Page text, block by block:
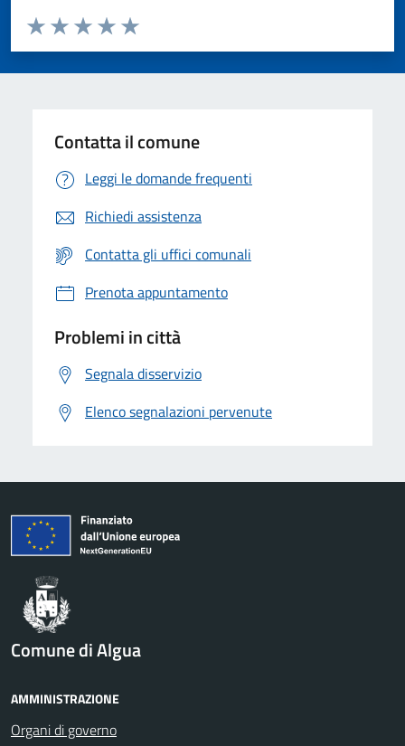
Valuta da 1 a 5 stelle la pagina
Valuta 5 stelle su 5
Valuta 4 stelle su 5
Valuta 3 stelle su 5
Valuta 2 stelle su 5
Valuta 1 stelle su 5
Contatta il comune
Leggi le domande frequenti
Richiedi assistenza
Contatta gli uffici comunali
Prenota appuntamento
Problemi in città
Segnala disservizio
Elenco segnalazioni pervenute
Comune di Algua
AMMINISTRAZIONE
Organi di governo